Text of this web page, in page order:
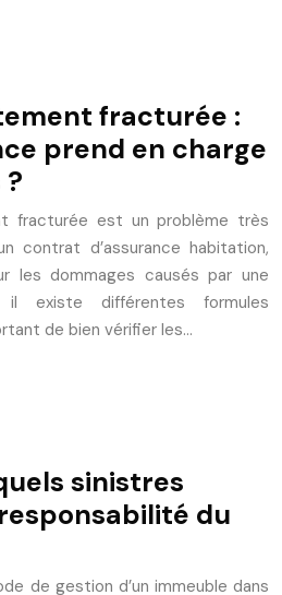
fracturée :
prend en charge
fracturée est un problème très
contrat d’assurance habitation,
les dommages causés par une
il existe différentes formules
de bien vérifier les…
sinistres
du
de gestion d’un immeuble dans